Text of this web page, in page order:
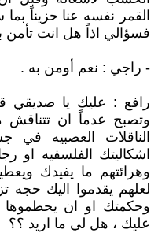
القمر نفسه عنا حزيناً
فسؤالي اذاً هل انت تأمن
- راجي : نعم أومن به .
رافع : عليك يا صديقي
وتصبح عدماً ان
الناقلات العصبيه
اشكاليتك الفلسفيه او
وهرائتهم ما يفيدك
لعلهم يقدموا اليك
وحكمتك او ان
عليك ، هل لي ما اريد ؟؟